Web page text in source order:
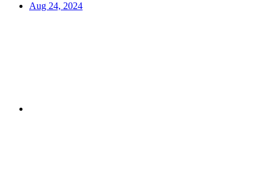
Aug 24, 2024